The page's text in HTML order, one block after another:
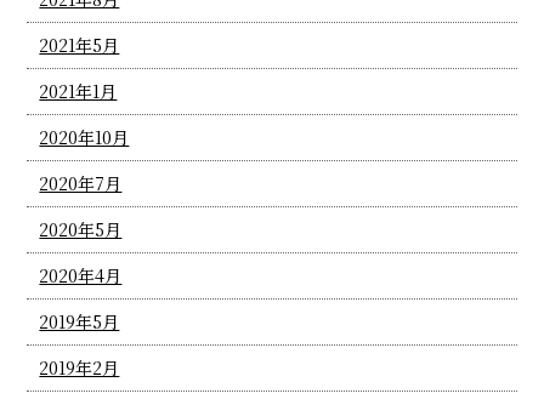
2021年5月
2021年1月
2020年10月
2020年7月
2020年5月
2020年4月
2019年5月
2019年2月